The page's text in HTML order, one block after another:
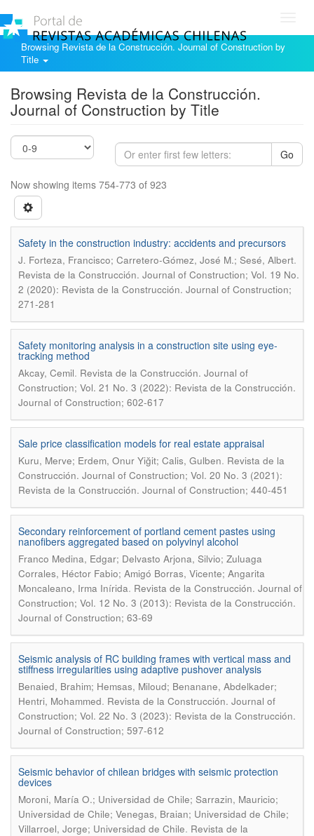
Browsing Revista de la Construcción. Journal of Construction by
Title
Browsing Revista de la Construcción.
Journal of Construction by Title
Go
Now showing items 754-773 of 923
Safety in the construction industry: accidents and precursors
J. Forteza, Francisco; Carretero-Gómez, José M.; Sesé, Albert.
Revista de la Construcción. Journal of Construction; Vol. 19 No.
2 (2020): Revista de la Construcción. Journal of Construction;
271-281
Safety monitoring analysis in a construction site using eye-
tracking method
Akcay, Cemil. Revista de la Construcción. Journal of
Construction; Vol. 21 No. 3 (2022): Revista de la Construcción.
Journal of Construction; 602-617
Sale price classification models for real estate appraisal
Kuru, Merve; Erdem, Onur Yiğit; Calis, Gulben. Revista de la
Construcción. Journal of Construction; Vol. 20 No. 3 (2021):
Revista de la Construcción. Journal of Construction; 440-451
Secondary reinforcement of portland cement pastes using
nanofibers aggregated based on polyvinyl alcohol
Franco Medina, Edgar; Delvasto Arjona, Silvio; Zuluaga
Corrales, Héctor Fabio; Amigó Borras, Vicente; Angarita
Moncaleano, Irma Inírida. Revista de la Construcción. Journal of
Construction; Vol. 12 No. 3 (2013): Revista de la Construcción.
Journal of Construction; 63-69
Seismic analysis of RC building frames with vertical mass and
stiffness irregularities using adaptive pushover analysis
Benaied, Brahim; Hemsas, Miloud; Benanane, Abdelkader;
Hentri, Mohammed. Revista de la Construcción. Journal of
Construction; Vol. 22 No. 3 (2023): Revista de la Construcción.
Journal of Construction; 597-612
Seismic behavior of chilean bridges with seismic protection
devices
Moroni, María O.; Universidad de Chile; Sarrazin, Mauricio;
Universidad de Chile; Venegas, Braian; Universidad de Chile;
Villarroel, Jorge; Universidad de Chile. Revista de la